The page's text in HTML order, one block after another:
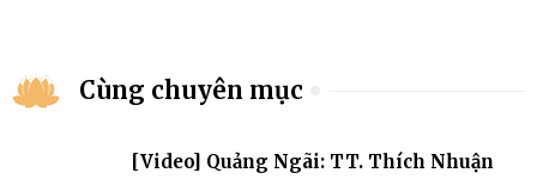
Cùng chuyên mục
[Video] Quảng Ngãi: TT. Thích Nhuận